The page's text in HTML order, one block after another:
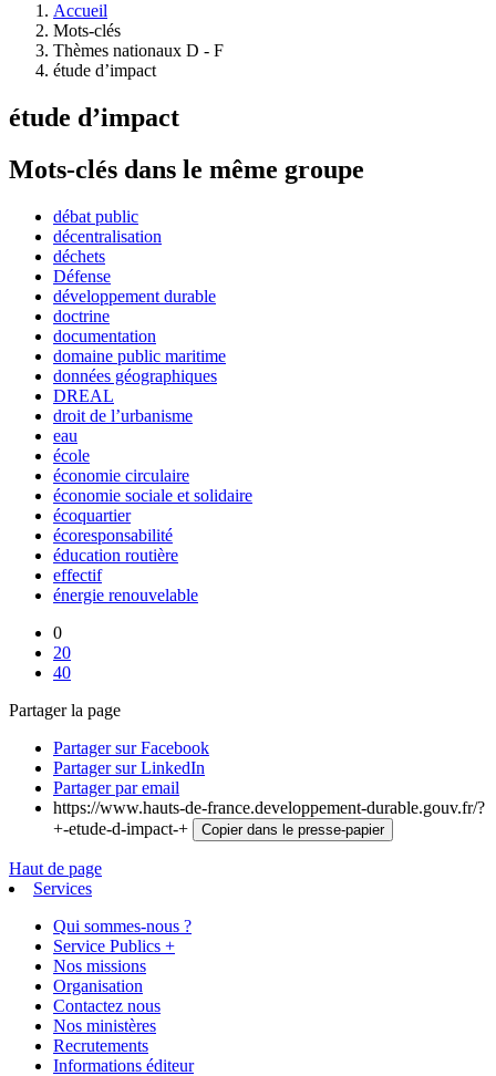
Accueil
Mots-clés
Thèmes nationaux D - F
étude d’impact
étude d’impact
Mots-clés dans le même groupe
débat public
décentralisation
déchets
Défense
développement durable
doctrine
documentation
domaine public maritime
données géographiques
DREAL
droit de l’urbanisme
eau
école
économie circulaire
économie sociale et solidaire
écoquartier
écoresponsabilité
éducation routière
effectif
énergie renouvelable
0
20
40
Partager la page
Partager sur Facebook
Partager sur LinkedIn
Partager par email
https://www.hauts-de-france.developpement-durable.gouv.fr/?
+-etude-d-impact-+
Copier dans le presse-papier
Haut de page
Services
Qui sommes-nous ?
Service Publics +
Nos missions
Organisation
Contactez nous
Nos ministères
Recrutements
Informations éditeur